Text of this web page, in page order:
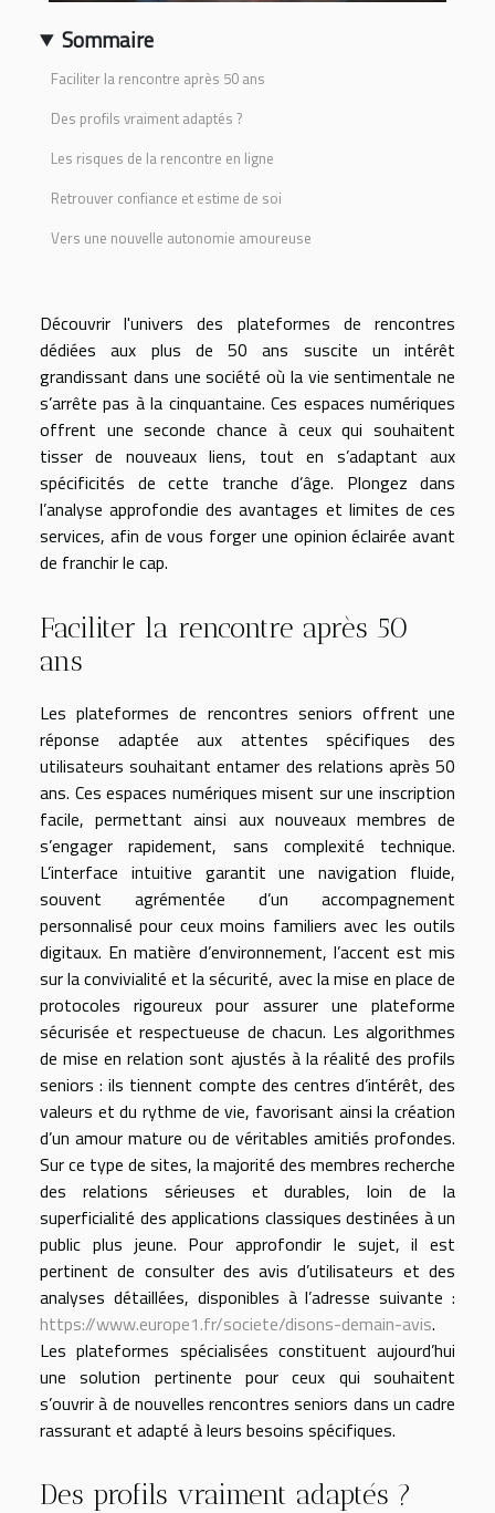
Sommaire
Faciliter la rencontre après 50 ans
Des profils vraiment adaptés ?
Les risques de la rencontre en ligne
Retrouver confiance et estime de soi
Vers une nouvelle autonomie amoureuse
Découvrir l'univers des plateformes de rencontres
dédiées aux plus de 50 ans suscite un intérêt
grandissant dans une société où la vie sentimentale ne
s’arrête pas à la cinquantaine. Ces espaces numériques
offrent une seconde chance à ceux qui souhaitent
tisser de nouveaux liens, tout en s’adaptant aux
spécificités de cette tranche d’âge. Plongez dans
l’analyse approfondie des avantages et limites de ces
services, afin de vous forger une opinion éclairée avant
de franchir le cap.
Faciliter la rencontre après 50
ans
Les plateformes de rencontres seniors offrent une
réponse adaptée aux attentes spécifiques des
utilisateurs souhaitant entamer des relations après 50
ans. Ces espaces numériques misent sur une inscription
facile, permettant ainsi aux nouveaux membres de
s’engager rapidement, sans complexité technique.
L’interface intuitive garantit une navigation fluide,
souvent agrémentée d’un accompagnement
personnalisé pour ceux moins familiers avec les outils
digitaux. En matière d’environnement, l’accent est mis
sur la convivialité et la sécurité, avec la mise en place de
protocoles rigoureux pour assurer une plateforme
sécurisée et respectueuse de chacun. Les algorithmes
de mise en relation sont ajustés à la réalité des profils
seniors : ils tiennent compte des centres d’intérêt, des
valeurs et du rythme de vie, favorisant ainsi la création
d’un amour mature ou de véritables amitiés profondes.
Sur ce type de sites, la majorité des membres recherche
des relations sérieuses et durables, loin de la
superficialité des applications classiques destinées à un
public plus jeune. Pour approfondir le sujet, il est
pertinent de consulter des avis d’utilisateurs et des
analyses détaillées, disponibles à l’adresse suivante :
https://www.europe1.fr/societe/disons-demain-avis.
Les plateformes spécialisées constituent aujourd’hui
une solution pertinente pour ceux qui souhaitent
s’ouvrir à de nouvelles rencontres seniors dans un cadre
rassurant et adapté à leurs besoins spécifiques.
Des profils vraiment adaptés ?